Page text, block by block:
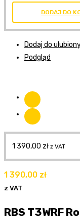
DODAJ DO
Dodaj do
Podgląd
1 390,00 zł z VAT
1 390,00 zł
z VAT
RBS T3WRF